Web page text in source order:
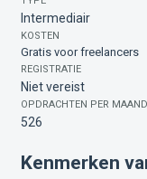
Intermediair
KOSTEN
Gratis voor freelancers
REGISTRATIE
Niet vereist
OPDRACHTEN PER MAAND
526
Kenmerken